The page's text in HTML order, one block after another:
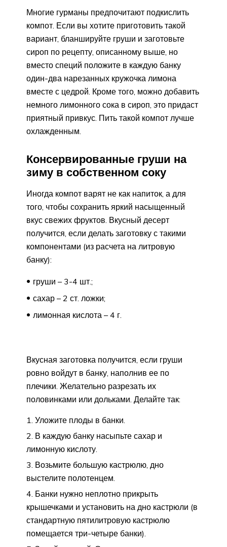
Многие гурманы предпочитают подкислить
компот. Если вы хотите приготовить такой
вариант, бланшируйте груши и заготовьте
сироп по рецепту, описанному выше, но
вместо специй положите в каждую банку
один-два нарезанных кружочка лимона
вместе с цедрой. Кроме того, можно добавить
немного лимонного сока в сироп, это придаст
приятный привкус. Пить такой компот лучше
охлажденным.
Консервированные груши на
зиму в собственном соку
Иногда компот варят не как напиток, а для
того, чтобы сохранить яркий насыщенный
вкус свежих фруктов. Вкусный десерт
получится, если делать заготовку с такими
компонентами (из расчета на литровую
банку):
груши – 3-4 шт.;
сахар – 2 ст. ложки;
лимонная кислота – 4 г.
Вкусная заготовка получится, если груши
ровно войдут в банку, наполнив ее по
плечики. Желательно разрезать их
половинками или дольками. Делайте так:
Уложите плоды в банки.
В каждую банку насыпьте сахар и
лимонную кислоту.
Возьмите большую кастрюлю, дно
выстелите полотенцем.
Банки нужно неплотно прикрыть
крышечками и установить на дно кастрюли (в
стандартную пятилитровую кастрюлю
помещается три-четыре банки).